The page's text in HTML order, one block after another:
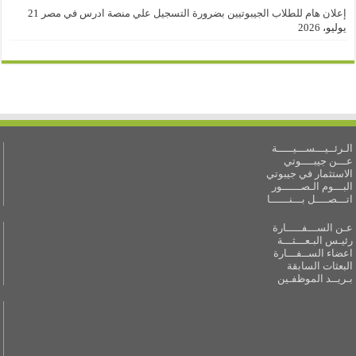
إعلان هام للطلاب الجيبوتيين بضرورة التسجيل علي منصة ادرس في مصر 21
يوليو، 2026
الـرئــيـــســـيـــــة
عـــن جيبــــوتي
الاستثمار في جيبوتي
البـــوم الـصــــــور
اتـــصــــل بـــنــــــا
عـن الســـفـــــارة
رئيـس البـعـــثـــة
اعضاء الســفـــارة
البعثات السابقة
بـريــد الموظفـين